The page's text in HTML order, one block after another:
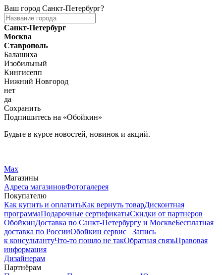
Ваш город Санкт-Петербург?
Санкт-Петербург
Москва
Ставрополь
Балашиха
Изобильный
Кингисепп
Нижний Новгород
нет
да
Сохранить
Подпишитесь на «Обойкин»
Будьте в курсе новостей, новинок и акций.
Max
Магазины
Адреса магазиновФотогалерея
Покупателю
Как купить и оплатитьКак вернуть товарДисконтная
программаПодарочные сертификатыСкидки от партнеров
ОбойкинДоставка по Санкт-Петербургу и МосквеБесплатная
доставка по РоссииОбойкин сервис
Запись
к консультантуЧто-то пошло не такОбратная связьПравовая
информация
Дизайнерам
Партнёрам